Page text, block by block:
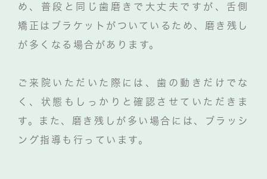
め、普段と同じ歯磨きで大丈夫ですが、舌側
矯正はブラケットがついているため、磨き残し
が多くなる場合があります。
ご来院いただいた際には、歯の動きだけでな
く、状態もしっかりと確認させていただきま
す。また、磨き残しが多い場合には、ブラッシ
ング指導も行っています。